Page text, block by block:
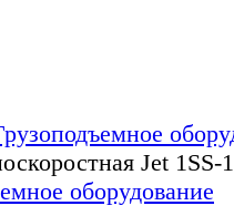
Jet 1SS-
оборудование